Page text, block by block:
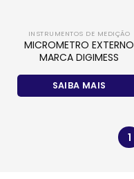
INSTRUMENTOS DE MEDIÇÃO
MICROMETRO EXTERNO
MARCA DIGIMESS
SAIBA MAIS
1